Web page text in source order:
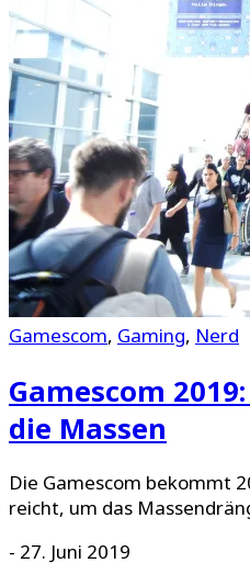
Gamescom, Gaming, Nerd
Gamescom
die Massen
Die Gamescom bekommt
reicht, um das
- 27. Juni 2019